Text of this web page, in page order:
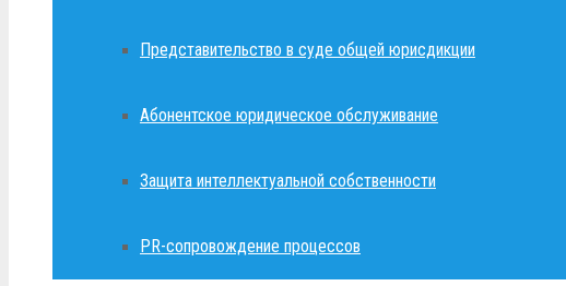
Представительство в суде общей юрисдикции
Абонентское юридическое обслуживание
Защита интеллектуальной собственности
PR-сопровождение процессов